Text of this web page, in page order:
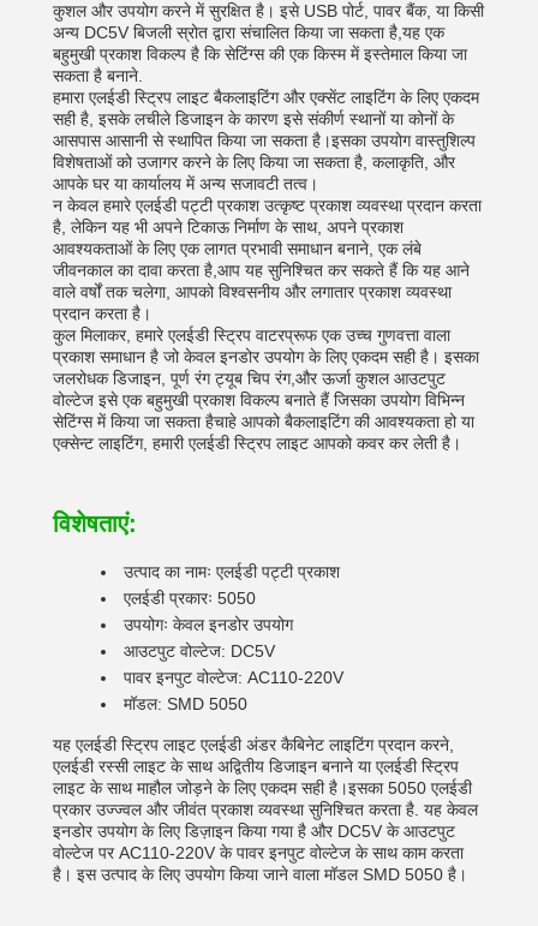
कुशल और उपयोग करने में सुरक्षित है। इसे USB पोर्ट, पावर बैंक, या किसी
अन्य DC5V बिजली स्रोत द्वारा संचालित किया जा सकता है,यह एक
बहुमुखी प्रकाश विकल्प है कि सेटिंग्स की एक किस्म में इस्तेमाल किया जा
सकता है बनाने.
हमारा एलईडी स्ट्रिप लाइट बैकलाइटिंग और एक्सेंट लाइटिंग के लिए एकदम
सही है, इसके लचीले डिजाइन के कारण इसे संकीर्ण स्थानों या कोनों के
आसपास आसानी से स्थापित किया जा सकता है।इसका उपयोग वास्तुशिल्प
विशेषताओं को उजागर करने के लिए किया जा सकता है, कलाकृति, और
आपके घर या कार्यालय में अन्य सजावटी तत्व।
न केवल हमारे एलईडी पट्टी प्रकाश उत्कृष्ट प्रकाश व्यवस्था प्रदान करता
है, लेकिन यह भी अपने टिकाऊ निर्माण के साथ, अपने प्रकाश
आवश्यकताओं के लिए एक लागत प्रभावी समाधान बनाने, एक लंबे
जीवनकाल का दावा करता है,आप यह सुनिश्चित कर सकते हैं कि यह आने
वाले वर्षों तक चलेगा, आपको विश्वसनीय और लगातार प्रकाश व्यवस्था
प्रदान करता है।
कुल मिलाकर, हमारे एलईडी स्ट्रिप वाटरप्रूफ एक उच्च गुणवत्ता वाला
प्रकाश समाधान है जो केवल इनडोर उपयोग के लिए एकदम सही है। इसका
जलरोधक डिजाइन, पूर्ण रंग ट्यूब चिप रंग,और ऊर्जा कुशल आउटपुट
वोल्टेज इसे एक बहुमुखी प्रकाश विकल्प बनाते हैं जिसका उपयोग विभिन्न
सेटिंग्स में किया जा सकता हैचाहे आपको बैकलाइटिंग की आवश्यकता हो या
एक्सेन्ट लाइटिंग, हमारी एलईडी स्ट्रिप लाइट आपको कवर कर लेती है।
विशेषताएं:
उत्पाद का नामः एलईडी पट्टी प्रकाश
एलईडी प्रकारः 5050
उपयोगः केवल इनडोर उपयोग
आउटपुट वोल्टेज: DC5V
पावर इनपुट वोल्टेज: AC110-220V
मॉडल: SMD 5050
यह एलईडी स्ट्रिप लाइट एलईडी अंडर कैबिनेट लाइटिंग प्रदान करने,
एलईडी रस्सी लाइट के साथ अद्वितीय डिजाइन बनाने या एलईडी स्ट्रिप
लाइट के साथ माहौल जोड़ने के लिए एकदम सही है।इसका 5050 एलईडी
प्रकार उज्ज्वल और जीवंत प्रकाश व्यवस्था सुनिश्चित करता है. यह केवल
इनडोर उपयोग के लिए डिज़ाइन किया गया है और DC5V के आउटपुट
वोल्टेज पर AC110-220V के पावर इनपुट वोल्टेज के साथ काम करता
है। इस उत्पाद के लिए उपयोग किया जाने वाला मॉडल SMD 5050 है।